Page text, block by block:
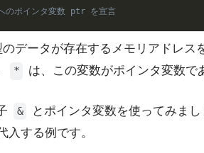
ポインタ変数 ptr を宣言
のデータが存在するメモリアドレス
* は、この変数がポインタ変数で
& とポインタ変数を使ってみま
入する例です。